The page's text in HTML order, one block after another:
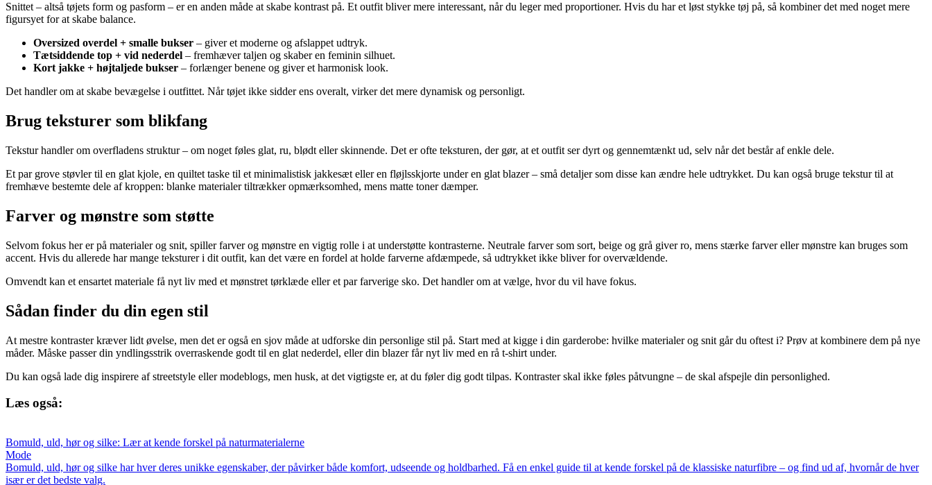
Snittet – altså tøjets form og pasform – er en anden måde at skabe kontrast på. Et outfit bliver mere interessant, når du leger med proportioner. Hvis du har et løst stykke tøj på, så kombiner det med noget mere
figursyet for at skabe balance.
Oversized overdel + smalle bukser – giver et moderne og afslappet udtryk.
Tætsiddende top + vid nederdel – fremhæver taljen og skaber en feminin silhuet.
Kort jakke + højtaljede bukser – forlænger benene og giver et harmonisk look.
Det handler om at skabe bevægelse i outfittet. Når tøjet ikke sidder ens overalt, virker det mere dynamisk og personligt.
Brug teksturer som blikfang
Tekstur handler om overfladens struktur – om noget føles glat, ru, blødt eller skinnende. Det er ofte teksturen, der gør, at et outfit ser dyrt og gennemtænkt ud, selv når det består af enkle dele.
Et par grove støvler til en glat kjole, en quiltet taske til et minimalistisk jakkesæt eller en fløjlsskjorte under en glat blazer – små detaljer som disse kan ændre hele udtrykket. Du kan også bruge tekstur til at
fremhæve bestemte dele af kroppen: blanke materialer tiltrækker opmærksomhed, mens matte toner dæmper.
Farver og mønstre som støtte
Selvom fokus her er på materialer og snit, spiller farver og mønstre en vigtig rolle i at understøtte kontrasterne. Neutrale farver som sort, beige og grå giver ro, mens stærke farver eller mønstre kan bruges som
accent. Hvis du allerede har mange teksturer i dit outfit, kan det være en fordel at holde farverne afdæmpede, så udtrykket ikke bliver for overvældende.
Omvendt kan et ensartet materiale få nyt liv med et mønstret tørklæde eller et par farverige sko. Det handler om at vælge, hvor du vil have fokus.
Sådan finder du din egen stil
At mestre kontraster kræver lidt øvelse, men det er også en sjov måde at udforske din personlige stil på. Start med at kigge i din garderobe: hvilke materialer og snit går du oftest i? Prøv at kombinere dem på nye
måder. Måske passer din yndlingsstrik overraskende godt til en glat nederdel, eller din blazer får nyt liv med en rå t-shirt under.
Du kan også lade dig inspirere af streetstyle eller modeblogs, men husk, at det vigtigste er, at du føler dig godt tilpas. Kontraster skal ikke føles påtvungne – de skal afspejle din personlighed.
Læs også:
Bomuld, uld, hør og silke: Lær at kende forskel på naturmaterialerne
Mode
Bomuld, uld, hør og silke har hver deres unikke egenskaber, der påvirker både komfort, udseende og holdbarhed. Få en enkel guide til at kende forskel på de klassiske naturfibre – og find ud af, hvornår de hver
især er det bedste valg.